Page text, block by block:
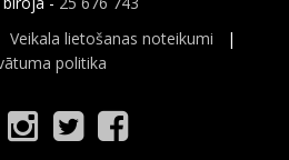
Veikala lietošanas noteikumi |
politika